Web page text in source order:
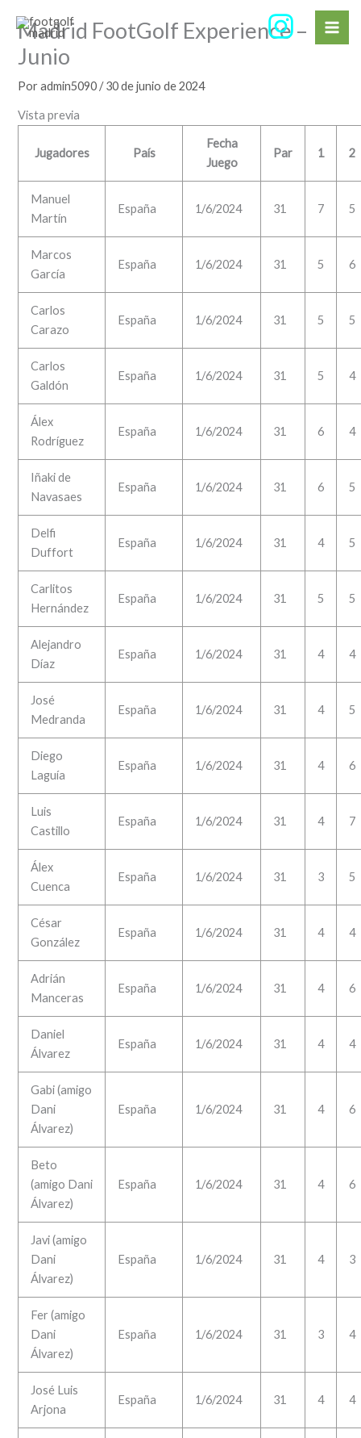
contenido
Madrid FootGolf Experience –
Junio
Poradmin5090/30 de junio de 2024
Vista previa
Jugadores País
Fecha
Juego
Par 1 2
Manuel
Martín
España 1/6/2024 31 7 5
Marcos
García
España 1/6/2024 31 5 6
Carlos
Carazo
España 1/6/2024 31 5 5
Carlos
Galdón
España 1/6/2024 31 5 4
Álex
Rodríguez
España 1/6/2024 31 6 4
Iñaki de
Navasaes
España 1/6/2024 31 6 5
Delfi
Duffort
España 1/6/2024 31 4 5
Carlitos
Hernández
España 1/6/2024 31 5 5
Alejandro
Díaz
España 1/6/2024 31 4 4
José
Medranda
España 1/6/2024 31 4 5
Diego
Laguía
España 1/6/2024 31 4 6
Luis
Castillo
España 1/6/2024 31 4 7
Álex
Cuenca
España 1/6/2024 31 3 5
César
González
España 1/6/2024 31 4 4
Adrián
Manceras
España 1/6/2024 31 4 6
Daniel
Álvarez
España 1/6/2024 31 4 4
Gabi (amigo
Dani
Álvarez)
España 1/6/2024 31 4 6
Beto
(amigo Dani
Álvarez)
España 1/6/2024 31 4 6
Javi (amigo
Dani
Álvarez)
España 1/6/2024 31 4 3
Fer (amigo
Dani
Álvarez)
España 1/6/2024 31 3 4
José Luis
Arjona
España 1/6/2024 31 4 4